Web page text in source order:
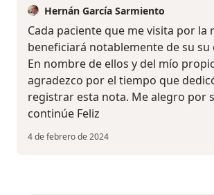
Hernán García Sarmiento
Cada paciente que me visita por la
beneficiará notablemente de su
En nombre de ellos y del mío
agradezco por el tiempo que
registrar esta nota. Me alegro por
continúe Feliz
4 de febrero de 2024